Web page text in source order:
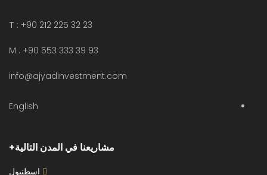
T : +90 212 225 32 23
M : +90 553 333 39 93
info@ajyadinvestment.com
English
مشاريعنا في المدن التالية
اسطنبول